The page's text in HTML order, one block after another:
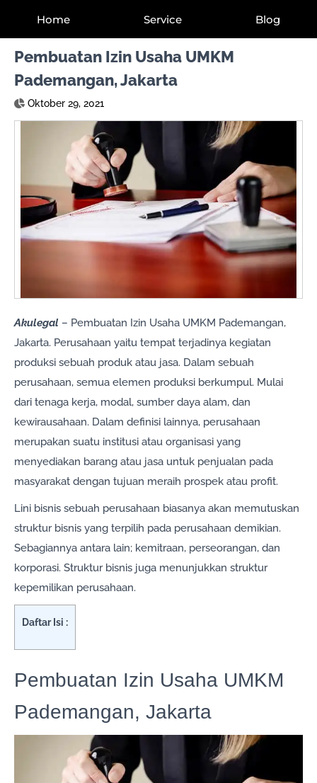
Home Service Blog
Pembuatan Izin Usaha UMKM
Pademangan, Jakarta
Oktober 29, 2021
Akulegal – Pembuatan Izin Usaha UMKM Pademangan,
Jakarta. Perusahaan yaitu tempat terjadinya kegiatan
produksi sebuah produk atau jasa. Dalam sebuah
perusahaan, semua elemen produksi berkumpul. Mulai
dari tenaga kerja, modal, sumber daya alam, dan
kewirausahaan. Dalam definisi lainnya, perusahaan
merupakan suatu institusi atau organisasi yang
menyediakan barang atau jasa untuk penjualan pada
masyarakat dengan tujuan meraih prospek atau profit.
Lini bisnis sebuah perusahaan biasanya akan memutuskan
struktur bisnis yang terpilih pada perusahaan demikian.
Sebagiannya antara lain; kemitraan, perseorangan, dan
korporasi. Struktur bisnis juga menunjukkan struktur
kepemilikan perusahaan.
Daftar Isi :
Pembuatan Izin Usaha UMKM
Pademangan, Jakarta